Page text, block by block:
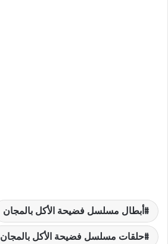
أبطال مسلسل فضيحة الأكل بالمجان
حلقات مسلسل فضيحة الأكل بالمجان